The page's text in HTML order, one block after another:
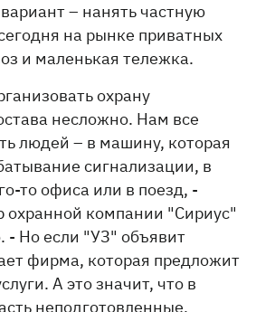
– нанять частную
на рынке приватных
и маленькая тележка.
охрану
несложно. Нам все
людей – в машину, которая
сигнализации, в
то офиса или в поезд, -
охранной компании "Сириус"
- Но если "УЗ" объявит
фирма, которая предложит
А это значит, что в
неподготовленные,